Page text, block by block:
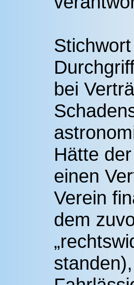
bei
Hätte
einen
Verein
dem